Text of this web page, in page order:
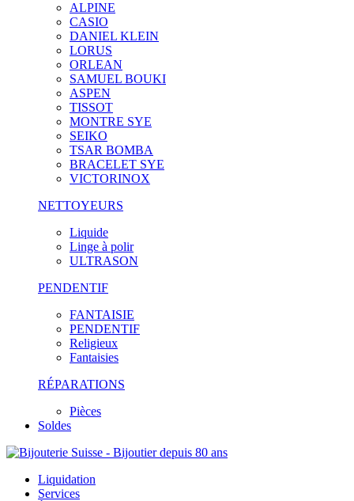
ALPINE
CASIO
DANIEL KLEIN
LORUS
ORLEAN
SAMUEL BOUKI
ASPEN
TISSOT
MONTRE SYE
SEIKO
TSAR BOMBA
BRACELET SYE
VICTORINOX
NETTOYEURS
Liquide
Linge à polir
ULTRASON
PENDENTIF
FANTAISIE
PENDENTIF
Religieux
Fantaisies
RÉPARATIONS
Pièces
Soldes
Liquidation
Services